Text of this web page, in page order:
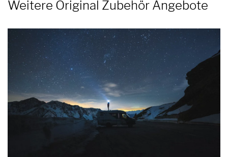
Weitere Original Zubehör Angebote